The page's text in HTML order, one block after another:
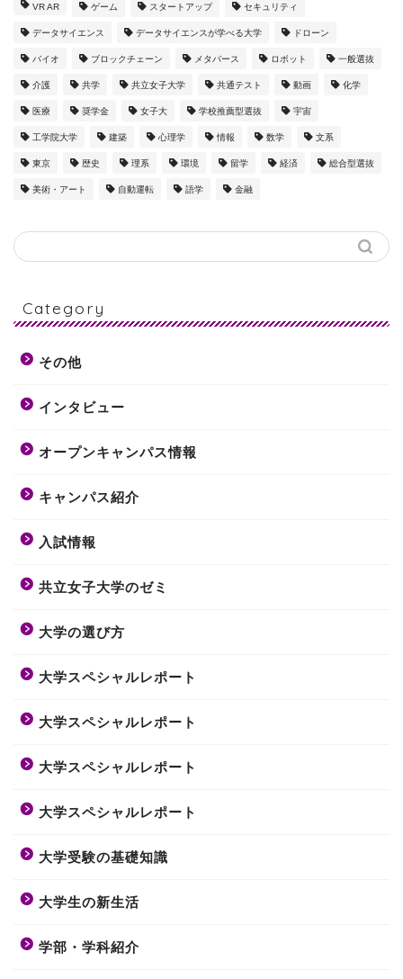
VR AR ゲーム スタートアップ セキュリティ
データサイエンス データサイエンスが学べる大学 ドローン
バイオ ブロックチェーン メタバース ロボット 一般選抜
介護 共学 共立女子大学 共通テスト 動画 化学
医療 奨学金 女子大 学校推薦型選抜 宇宙
工学院大学 建築 心理学 情報 数学 文系
東京 歴史 理系 環境 留学 経済 総合型選抜
美術・アート 自動運転 語学 金融
Category
その他
インタビュー
オープンキャンパス情報
キャンパス紹介
入試情報
共立女子大学のゼミ
大学の選び方
大学スペシャルレポート
大学スペシャルレポート
大学スペシャルレポート
大学スペシャルレポート
大学受験の基礎知識
大学生の新生活
学部・学科紹介